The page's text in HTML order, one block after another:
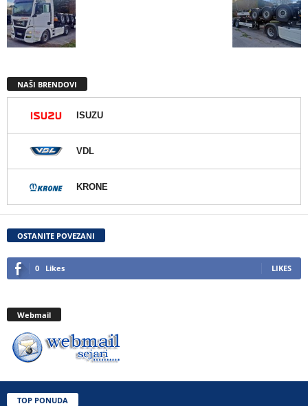
NAŠI BRENDOVI
ISUZU
VDL
KRONE
OSTANITE POVEZANI
0 Likes LIKES
Webmail
TOP PONUDA